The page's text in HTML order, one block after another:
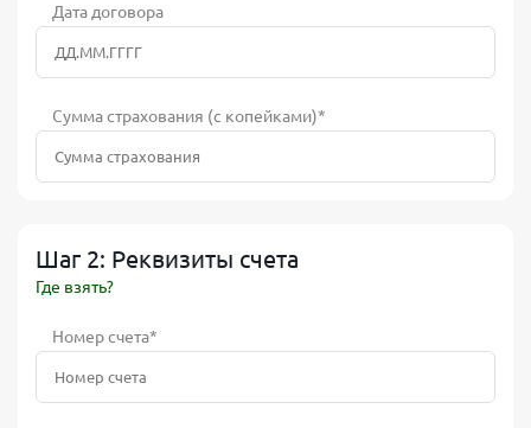
Дата договора
Сумма страхования (с копейками)*
Шаг 2: Реквизиты счета
Где взять?
Номер счета*